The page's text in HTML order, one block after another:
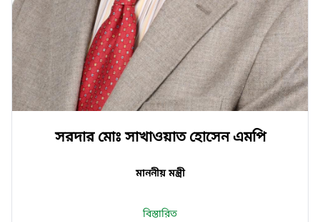
সরদার মোঃ সাখাওয়াত হোসেন এমপি
মাননীয় মন্ত্রী
বিস্তারিত